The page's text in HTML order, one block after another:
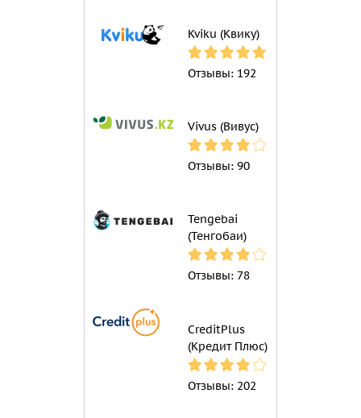
Kviku (Квику)
Отзывы: 192
Vivus (Вивус)
Отзывы: 90
Tengebai
(Тенгобаи)
Отзывы: 78
CreditPlus
(Кредит Плюс)
Отзывы: 202